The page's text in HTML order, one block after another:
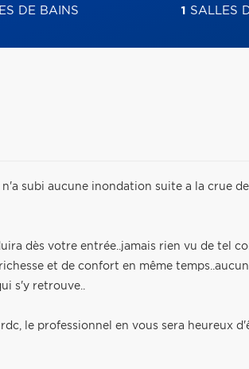
DE BAINS 1 SALLES
subi aucune inondation suite a la crue
dès votre entrée..jamais rien vu de tel
et de confort en même
s'y retrouve..
le professionnel en vous sera heureux